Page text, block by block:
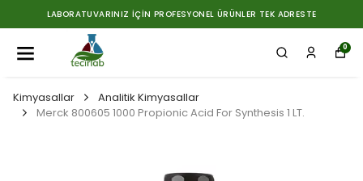
LABORATUVARINIZ İÇIN PROFESYONEL ÜRÜNLER TEK ADRESTE
0
Kimyasallar
Analitik Kimyasallar
Merck 800605 1000 Propionic Acid For Synthesis 1 LT.